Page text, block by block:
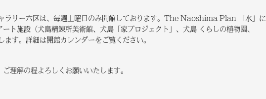
ー六区は、毎週土曜日のみ開館しております。The Naoshima Plan 「水」に
ト施設（犬島精錬所美術館、犬島「家プロジェクト」、犬島 くらしの植物園、
す。詳細は開館カレンダーをご覧ください。
理解の程よろしくお願いいたします。